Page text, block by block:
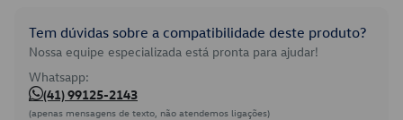
Tem dúvidas sobre a compatibilidade deste produto?
Nossa equipe especializada está pronta para ajudar!
Whatsapp:
(41) 99125-2143
(apenas mensagens de texto, não atendemos ligações)